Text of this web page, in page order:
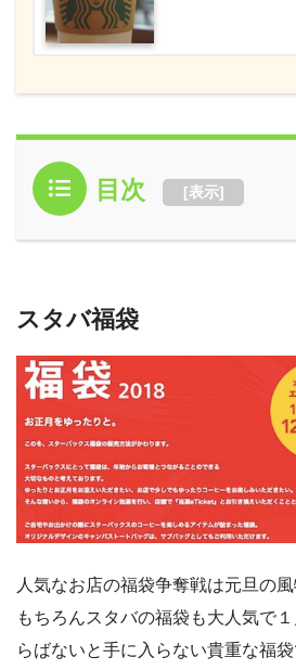
目次 [表示]
スタバ福袋
人気なお店の福袋争奪戦は元旦の
もちろんスタバの福袋も大人気で
らばないと手に入らない貴重な福袋